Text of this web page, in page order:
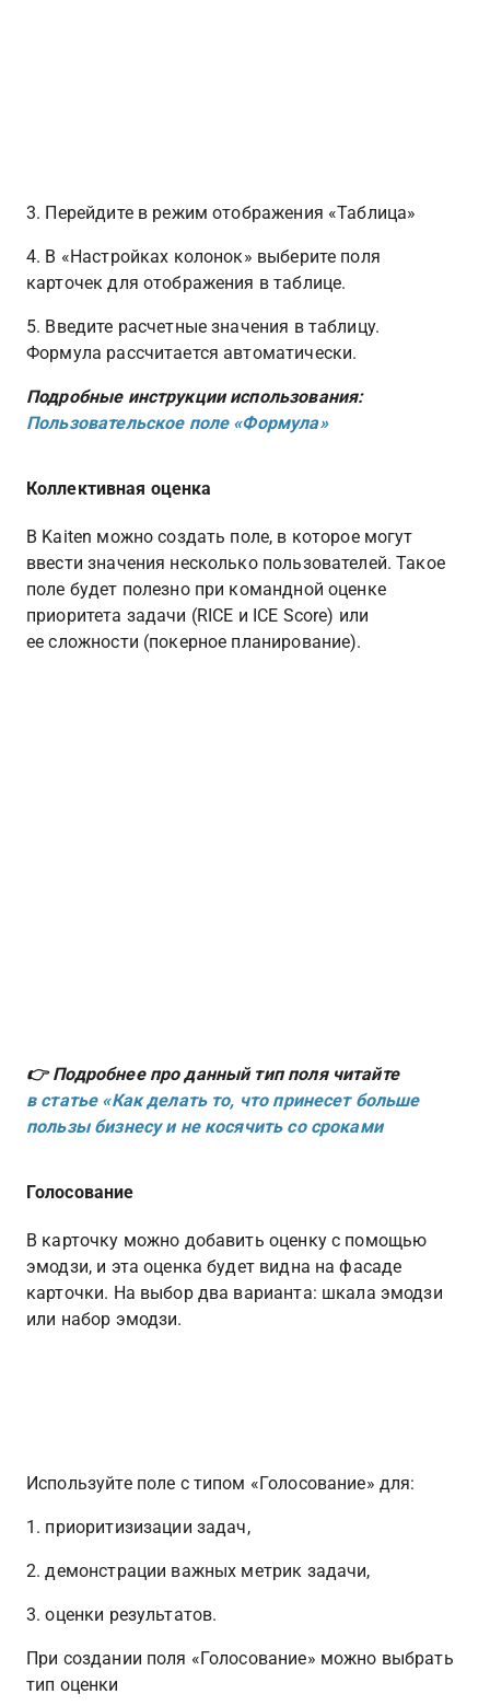
3. Перейдите в режим отображения «Таблица»
4. В «Настройках колонок» выберите поля
карточек для отображения в таблице.
5. Введите расчетные значения в таблицу.
Формула рассчитается автоматически.
Подробные инструкции использования:
Пользовательское поле «Формула»
Коллективная оценка
В Kaiten можно создать поле, в которое могут
ввести значения несколько пользователей. Такое
поле будет полезно при командной оценке
приоритета задачи (RICE и ICE Score) или
ее сложности (покерное планирование).
👉 Подробнее про данный тип поля читайте
в статье «Как делать то, что принесет больше
пользы бизнесу и не косячить со сроками
Голосование
В карточку можно добавить оценку с помощью
эмодзи, и эта оценка будет видна на фасаде
карточки. На выбор два варианта: шкала эмодзи
или набор эмодзи.
Используйте поле с типом «Голосование» для:
1. приоритизизации задач,
2. демонстрации важных метрик задачи,
3. оценки результатов.
При создании поля «Голосование» можно выбрать
тип оценки